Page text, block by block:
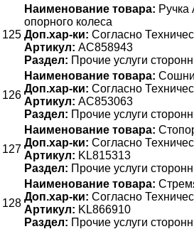
125
Наименование товара:
опорного колеса
Доп.хар-ки: Согласно
Артикул: АС858943
Раздел: Прочие услуги
126
Наименование товара:
Доп.хар-ки: Согласно
Артикул: AC853063
Раздел: Прочие услуги
127
Наименование товара:
Доп.хар-ки: Согласно
Артикул: KL815313
Раздел: Прочие услуги
128
Наименование товара:
Доп.хар-ки: Согласно
Артикул: KL866910
Раздел: Прочие услуги